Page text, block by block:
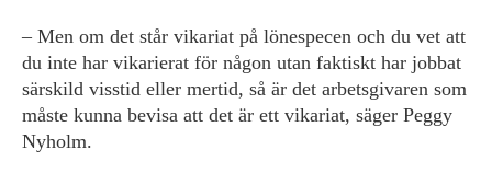
– Men om det står vikariat på lönespecen och du vet att
du inte har vikarierat för någon utan faktiskt har jobbat
särskild visstid eller mertid, så är det arbetsgivaren som
måste kunna bevisa att det är ett vikariat, säger Peggy
Nyholm.